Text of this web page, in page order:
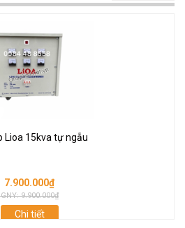
Lioa 15kva tự ngẫu
7.900.000₫
GNY: 9.900.000₫
Chi tiết